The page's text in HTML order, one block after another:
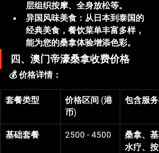
层组织按摩、全身放松等。
异国风味美食 ：从日本到泰国的
经典美食，餐饮菜单丰富多样，
能为您的桑拿体验增添色彩。
四、澳门帝濠桑拿收费价格
💰 价格详情：
套餐类型
价格区间 (港
币)
包含服务
基础套餐 2500 - 4500
桑拿、基
水疗、按